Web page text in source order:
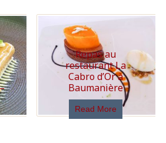
Repas au
restaurant La
Cabro d’Or à
Baumanière
Read More